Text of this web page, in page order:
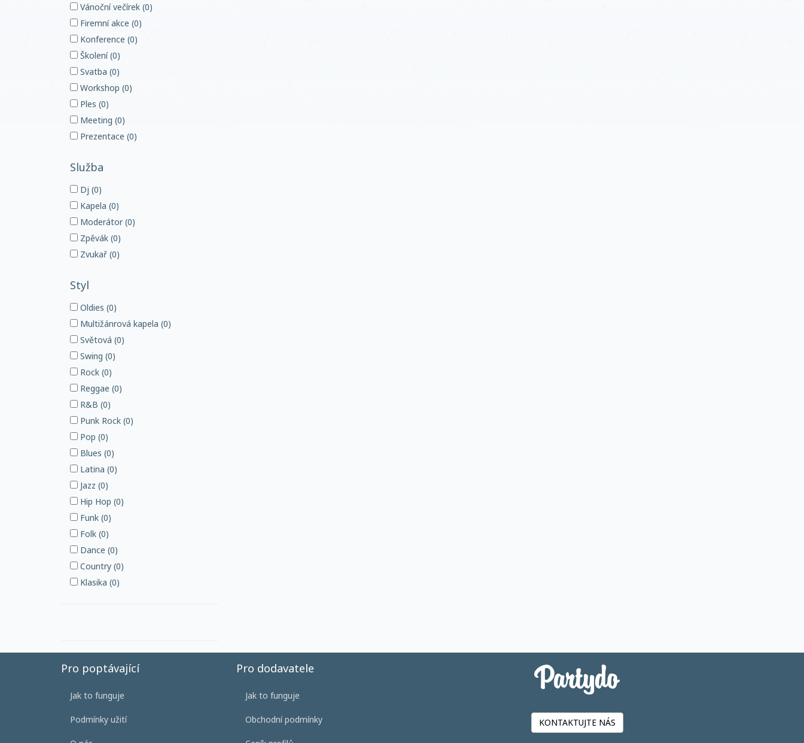
Vánoční večírek (0)
Firemní akce (0)
Konference (0)
Školení (0)
Svatba (0)
Workshop (0)
Ples (0)
Meeting (0)
Prezentace (0)
Služba
Dj (0)
Kapela (0)
Moderátor (0)
Zpěvák (0)
Zvukař (0)
Styl
Oldies (0)
Multižánrová kapela (0)
Světová (0)
Swing (0)
Rock (0)
Reggae (0)
R&B (0)
Punk Rock (0)
Pop (0)
Blues (0)
Latina (0)
Jazz (0)
Hip Hop (0)
Funk (0)
Folk (0)
Dance (0)
Country (0)
Klasika (0)
Pro poptávající
Jak to funguje
Podmínky užití
Pro dodavatele
Jak to funguje
Obchodní podmínky KONTAKTUJTE NÁS